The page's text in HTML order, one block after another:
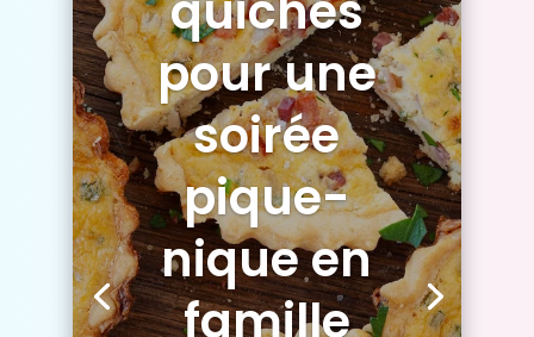
pour une
soirée
pique-
nique en
famille